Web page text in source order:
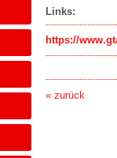
Links:
https://
« zurück